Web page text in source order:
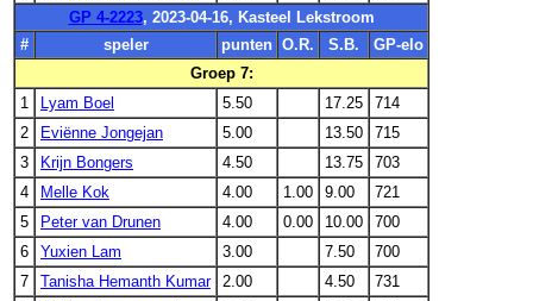
GP 4-2223, 2023-04-16, Kasteel Lekstroom
#
speler punten O.R. S.B.
GP-elo
Groep 7:
1
Lyam Boel 5.50 17.25
714
2
Eviënne Jongejan 5.00 13.50
715
3
Krijn Bongers 4.50 13.75
703
4
Melle Kok 4.00 1.00 9.00
721
5
Peter van Drunen 4.00 0.00 10.00
700
6
Yuxien Lam 3.00 7.50
700
7
Tanisha Hemanth Kumar 2.00 4.50
731